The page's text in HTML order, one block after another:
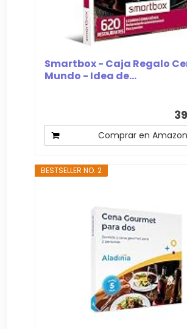
Smartbox - Caja Regalo
Mundo - Idea de...
Comprar en Amazon
BESTSELLER NO. 2